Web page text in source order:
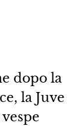
dopo la
la Juve